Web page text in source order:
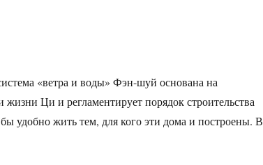
«ветра и воды» Фэн-шуй основана на
Ци и регламентирует порядок строительства
удобно жить тем, для кого эти дома и построены. В